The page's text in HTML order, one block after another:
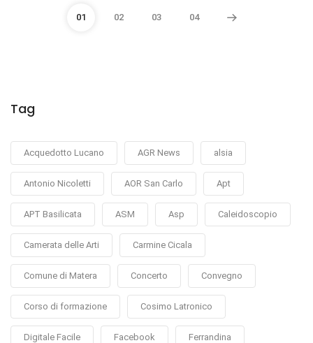
01 02 03 04
Tag
Acquedotto Lucano AGR News alsia
Antonio Nicoletti AOR San Carlo Apt
APT Basilicata ASM Asp Caleidoscopio
Camerata delle Arti Carmine Cicala
Comune di Matera Concerto Convegno
Corso di formazione Cosimo Latronico
Digitale Facile Facebook Ferrandina